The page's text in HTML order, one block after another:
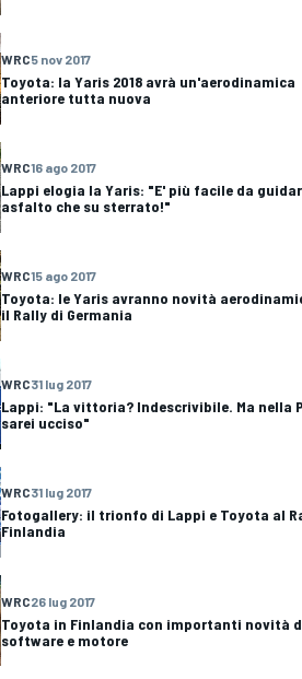
WRC5 nov 2017
Toyota: la Yaris 2018 avrà un'aerodinamica
anteriore tutta nuova
WRC16 ago 2017
Lappi elogia la Yaris: "E' più facile da
asfalto che su sterrato!"
WRC15 ago 2017
Toyota: le Yaris avranno novità
il Rally di Germania
WRC31 lug 2017
Lappi: "La vittoria? Indescrivibile. Ma nella
sarei ucciso"
WRC31 lug 2017
Fotogallery: il trionfo di Lappi e Toyota al
Finlandia
WRC26 lug 2017
Toyota in Finlandia con importanti novità
software e motore